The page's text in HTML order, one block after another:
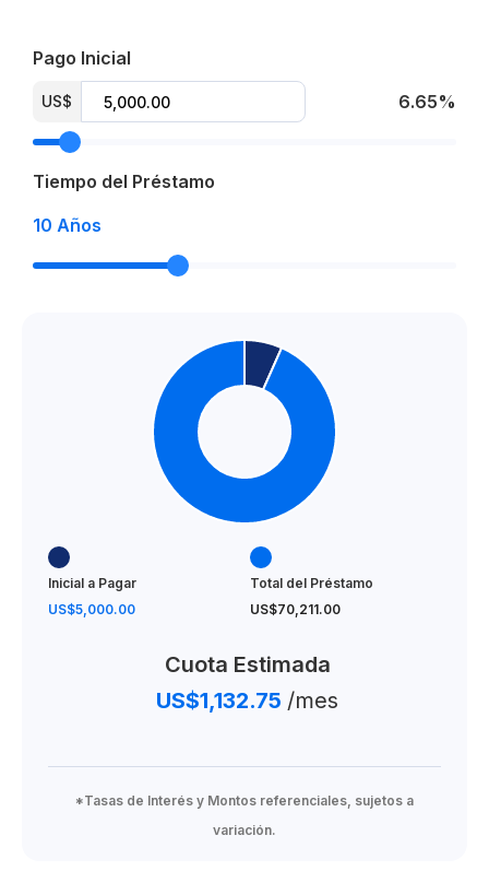
Rooftop (piscina, deck, gimnasio, estudio y lobby)
Plaza comercial (supermercados, farmacias,
restaurantes y tiendas)
Área de juegos para niños
Espacio vestibulo
Espacio reuniones – ocio
Área de juegos infantiles en el exterior
Reserva con US$ 1,000
Separación 10%
Pago Inicial
US$ 6.65%
Tiempo del Préstamo
10 Años
Inicial a Pagar
US$5,000.00
Total del Préstamo
US$70,211.00
Cuota Estimada
US$1,132.75 /mes
*Tasas de Interés y Montos referenciales, sujetos a
variación.